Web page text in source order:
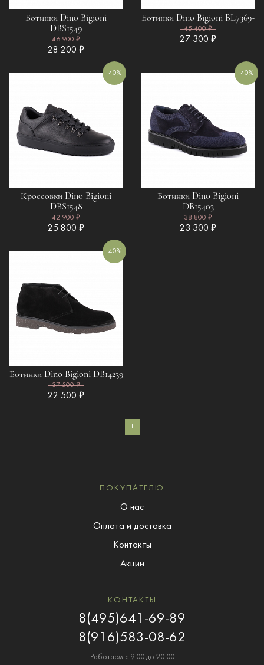
Ботинки Dino Bigioni
DBS1549
46 900 ₽
28 200 ₽
Ботинки Dino Bigioni BL7369-
45 400 ₽
27 300 ₽
40%
Кроссовки Dino Bigioni
DBS1548
42 900 ₽
25 800 ₽
40%
Ботинки Dino Bigioni
DB15403
38 800 ₽
23 300 ₽
40%
Ботинки Dino Bigioni DB14239
37 500 ₽
22 500 ₽
1
ПОКУПАТЕЛЮ
О нас
Оплата и доставка
Контакты
Акции
КОНТАКТЫ
8(495)641-69-89
8(916)583-08-62
Работаем с 9.00 до 20.00